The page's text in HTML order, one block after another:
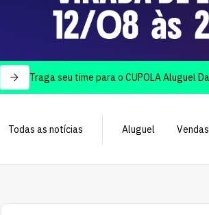
Traga seu time para o CUPOLA Aluguel Day
Todas as notícias Aluguel Vendas